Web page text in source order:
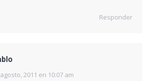
Responder
2011 en 10:07 am